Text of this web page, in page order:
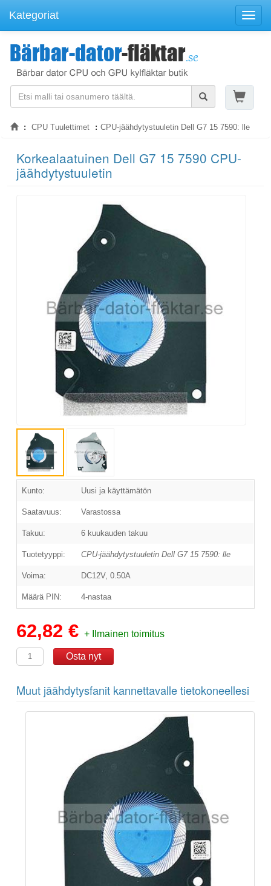
Kategoriat
CPU Tuulettimet CPU-jäähdytystuuletin Dell G7 15 7590: lle
Korkealaatuinen Dell G7 15 7590 CPU-
jäähdytystuuletin
Kunto: Uusi ja käyttämätön
Saatavuus: Varastossa
Takuu: 6 kuukauden takuu
Tuotetyyppi: CPU-jäähdytystuuletin Dell G7 15 7590: lle
Voima: DC12V, 0.50A
Määrä PIN: 4-nastaa
62,82 €+ Ilmainen toimitus
Muut jäähdytysfanit kannettavalle tietokoneellesi